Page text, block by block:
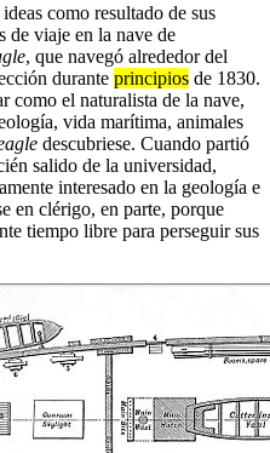
como resultado de sus
de viaje en la nave de
, que navegó alrededor del
durante principios de 1830.
como el naturalista de la nave,
vida marítima, animales
descubriese. Cuando partió
salido de la universidad,
interesado en la geología e
en clérigo, en parte, porque
tiempo libre para perseguir sus